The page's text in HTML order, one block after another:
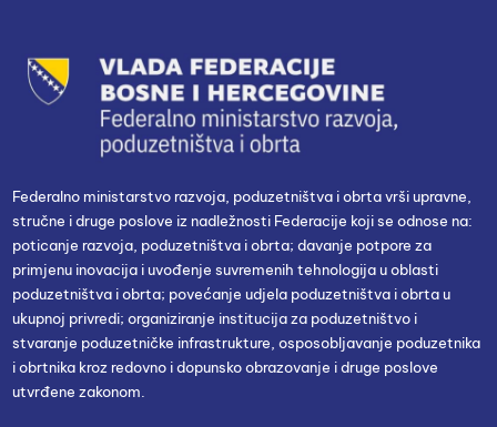
Federalno ministarstvo razvoja, poduzetništva i obrta vrši upravne,
stručne i druge poslove iz nadležnosti Federacije koji se odnose na:
poticanje razvoja, poduzetništva i obrta; davanje potpore za
primjenu inovacija i uvođenje suvremenih tehnologija u oblasti
poduzetništva i obrta; povećanje udjela poduzetništva i obrta u
ukupnoj privredi; organiziranje institucija za poduzetništvo i
stvaranje poduzetničke infrastrukture, osposobljavanje poduzetnika
i obrtnika kroz redovno i dopunsko obrazovanje i druge poslove
utvrđene zakonom.